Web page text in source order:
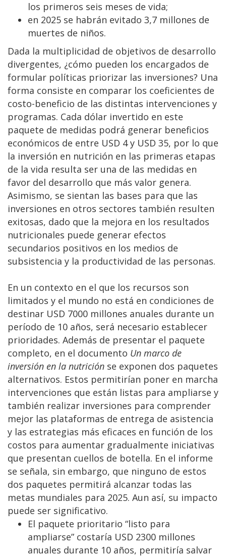
los primeros seis meses de vida;
en 2025 se habrán evitado 3,7 millones de
muertes de niños.
Dada la multiplicidad de objetivos de desarrollo
divergentes, ¿cómo pueden los encargados de
formular políticas priorizar las inversiones? Una
forma consiste en comparar los coeficientes de
costo-beneficio de las distintas intervenciones y
programas. Cada dólar invertido en este
paquete de medidas podrá generar beneficios
económicos de entre USD 4 y USD 35, por lo que
la inversión en nutrición en las primeras etapas
de la vida resulta ser una de las medidas en
favor del desarrollo que más valor genera.
Asimismo, se sientan las bases para que las
inversiones en otros sectores también resulten
exitosas, dado que la mejora en los resultados
nutricionales puede generar efectos
secundarios positivos en los medios de
subsistencia y la productividad de las personas.
En un contexto en el que los recursos son
limitados y el mundo no está en condiciones de
destinar USD 7000 millones anuales durante un
período de 10 años, será necesario establecer
prioridades. Además de presentar el paquete
completo, en el documento Un marco de
inversión en la nutrición se exponen dos paquetes
alternativos. Estos permitirían poner en marcha
intervenciones que están listas para ampliarse y
también realizar inversiones para comprender
mejor las plataformas de entrega de asistencia
y las estrategias más eficaces en función de los
costos para aumentar gradualmente iniciativas
que presentan cuellos de botella. En el informe
se señala, sin embargo, que ninguno de estos
dos paquetes permitirá alcanzar todas las
metas mundiales para 2025. Aun así, su impacto
puede ser significativo.
El paquete prioritario “listo para
ampliarse” costaría USD 2300 millones
anuales durante 10 años, permitiría salvar